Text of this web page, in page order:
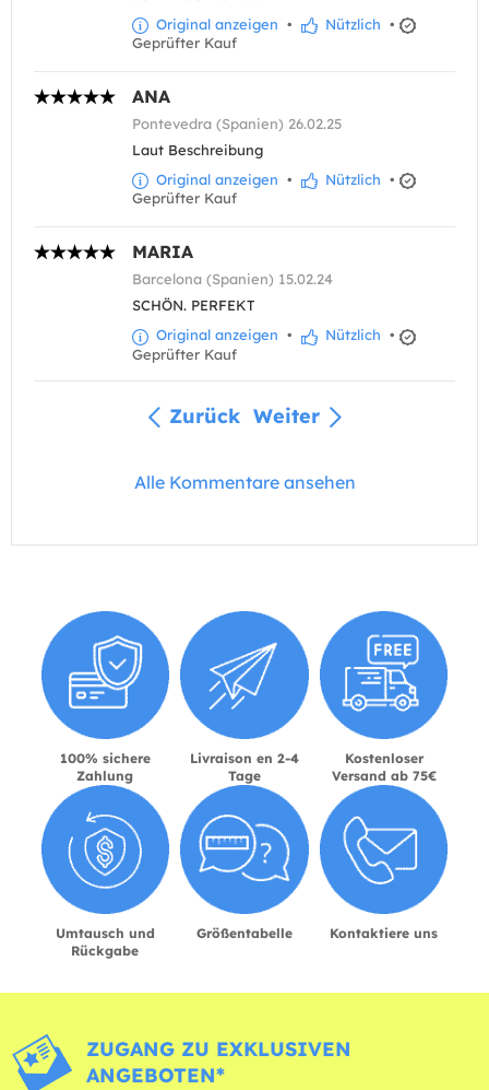
Original anzeigen • Nützlich •
Geprüfter Kauf
ANA
Pontevedra (Spanien) 26.02.25
Laut Beschreibung
Original anzeigen • Nützlich •
Geprüfter Kauf
MARIA
Barcelona (Spanien) 15.02.24
SCHÖN. PERFEKT
Original anzeigen • Nützlich •
Geprüfter Kauf
Zurück Weiter
Alle Kommentare ansehen
100% sichere
Zahlung
Livraison en 2-4
Tage
Kostenloser
Versand ab 75€
Umtausch und
Rückgabe
Größentabelle Kontaktiere uns
ZUGANG ZU EXKLUSIVEN
ANGEBOTEN*